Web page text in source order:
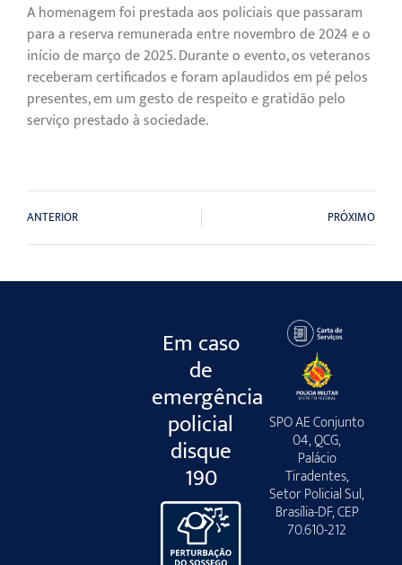
A homenagem foi prestada aos policiais que passaram
para a reserva remunerada entre novembro de 2024 e o
início de março de 2025. Durante o evento, os veteranos
receberam certificados e foram aplaudidos em pé pelos
presentes, em um gesto de respeito e gratidão pelo
serviço prestado à sociedade.
ANTERIOR PRÓXIMO
Em caso
de
emergência
policial
disque
190
SPO AE Conjunto
04, QCG,
Palácio
Tiradentes,
Setor Policial Sul,
Brasília-DF, CEP
70.610-212